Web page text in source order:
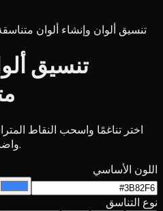
تنسيق ألوان وإنشاء ألوان
تنسيق
اختر تناغمًا واسحب النقاط
واضبط الإضاءة لإنشاء لوحة متوازنة.
اللون الأساسي
نوع التناسق